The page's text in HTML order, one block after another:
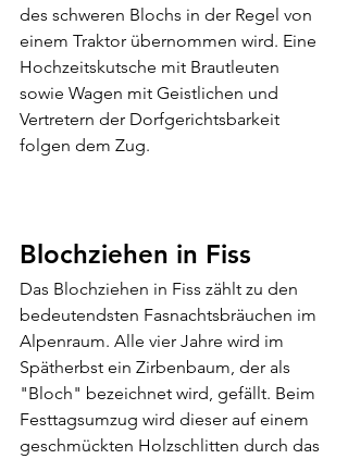
des schweren Blochs in der Regel von
einem Traktor übernommen wird. Eine
Hochzeitskutsche mit Brautleuten
sowie Wagen mit Geistlichen und
Vertretern der Dorfgerichtsbarkeit
folgen dem Zug.
Blochziehen in Fiss
Das Blochziehen in Fiss zählt zu den
bedeutendsten Fasnachtsbräuchen im
Alpenraum. Alle vier Jahre wird im
Spätherbst ein Zirbenbaum, der als
"Bloch" bezeichnet wird, gefällt. Beim
Festtagsumzug wird dieser auf einem
geschmückten Holzschlitten durch das